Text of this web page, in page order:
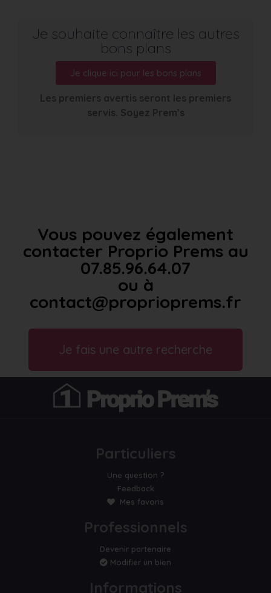
Je souhaite connaître les autres
bons plans
Je clique ici pour les bons plans
Les premiers avertis seront les premiers
servis. Soyez Prem’s
Vous pouvez également
contacter Proprio Prems au
07.85.96.64.07
ou à
contact@proprioprems.fr
Je fais une autre recherche
Particuliers
Une question ?
Feedback
Mes favoris
Professionnels
Devenir partenaire
Modifier un bien
Informations